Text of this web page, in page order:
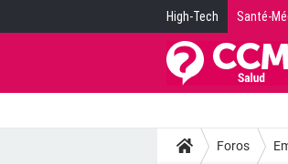
High-Tech Santé-
Foros